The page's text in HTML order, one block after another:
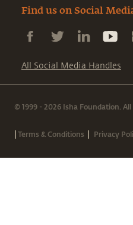
Find us on Social
All Social Media Handles
© 1999 - 2026 Isha Foundation. All
|Terms & Conditions | Privacy